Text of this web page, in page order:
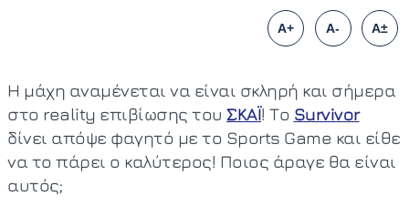
A+ A- A±
Η μάχη αναμένεται να είναι σκληρή και σήμερα
στο reality επιβίωσης του ΣΚΑΪ! Το Survivor
δίνει απόψε φαγητό με το Sports Game και είθε
να το πάρει ο καλύτερος! Ποιος άραγε θα είναι
αυτός;